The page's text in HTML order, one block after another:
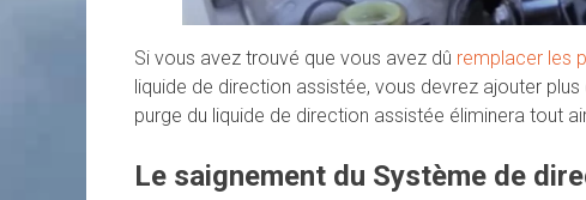
Si vous avez trouvé que vous avez dû remplacer les
liquide de direction assistée, vous devrez ajouter
purge du liquide de direction assistée éliminera tout
Le saignement du Système de